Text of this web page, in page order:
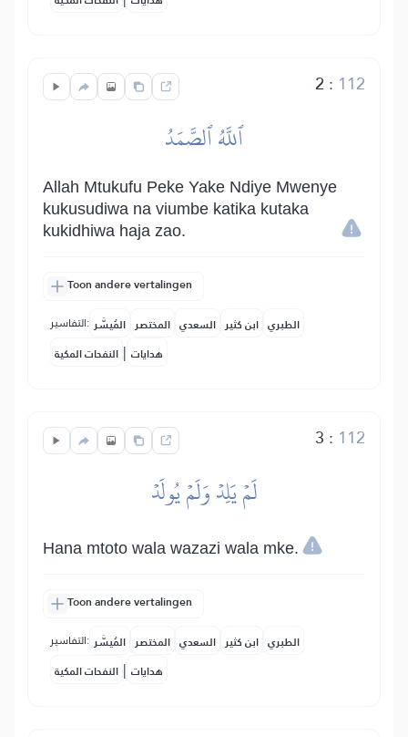
2 : 112
ٱللَّهُ ٱلصَّمَدُ
Allah Mtukufu Peke Yake Ndiye Mwenye
kukusudiwa na viumbe katika kutaka
kukidhiwa haja zao.
Toon andere vertalingen
التفاسير: المُيسَّر المختصر السعدي ابن كثير الطبري
النفحات المكية | هدايات
3 : 112
لَمۡ يَلِدۡ وَلَمۡ يُولَدۡ
Hana mtoto wala wazazi wala mke.
Toon andere vertalingen
التفاسير: المُيسَّر المختصر السعدي ابن كثير الطبري
النفحات المكية | هدايات